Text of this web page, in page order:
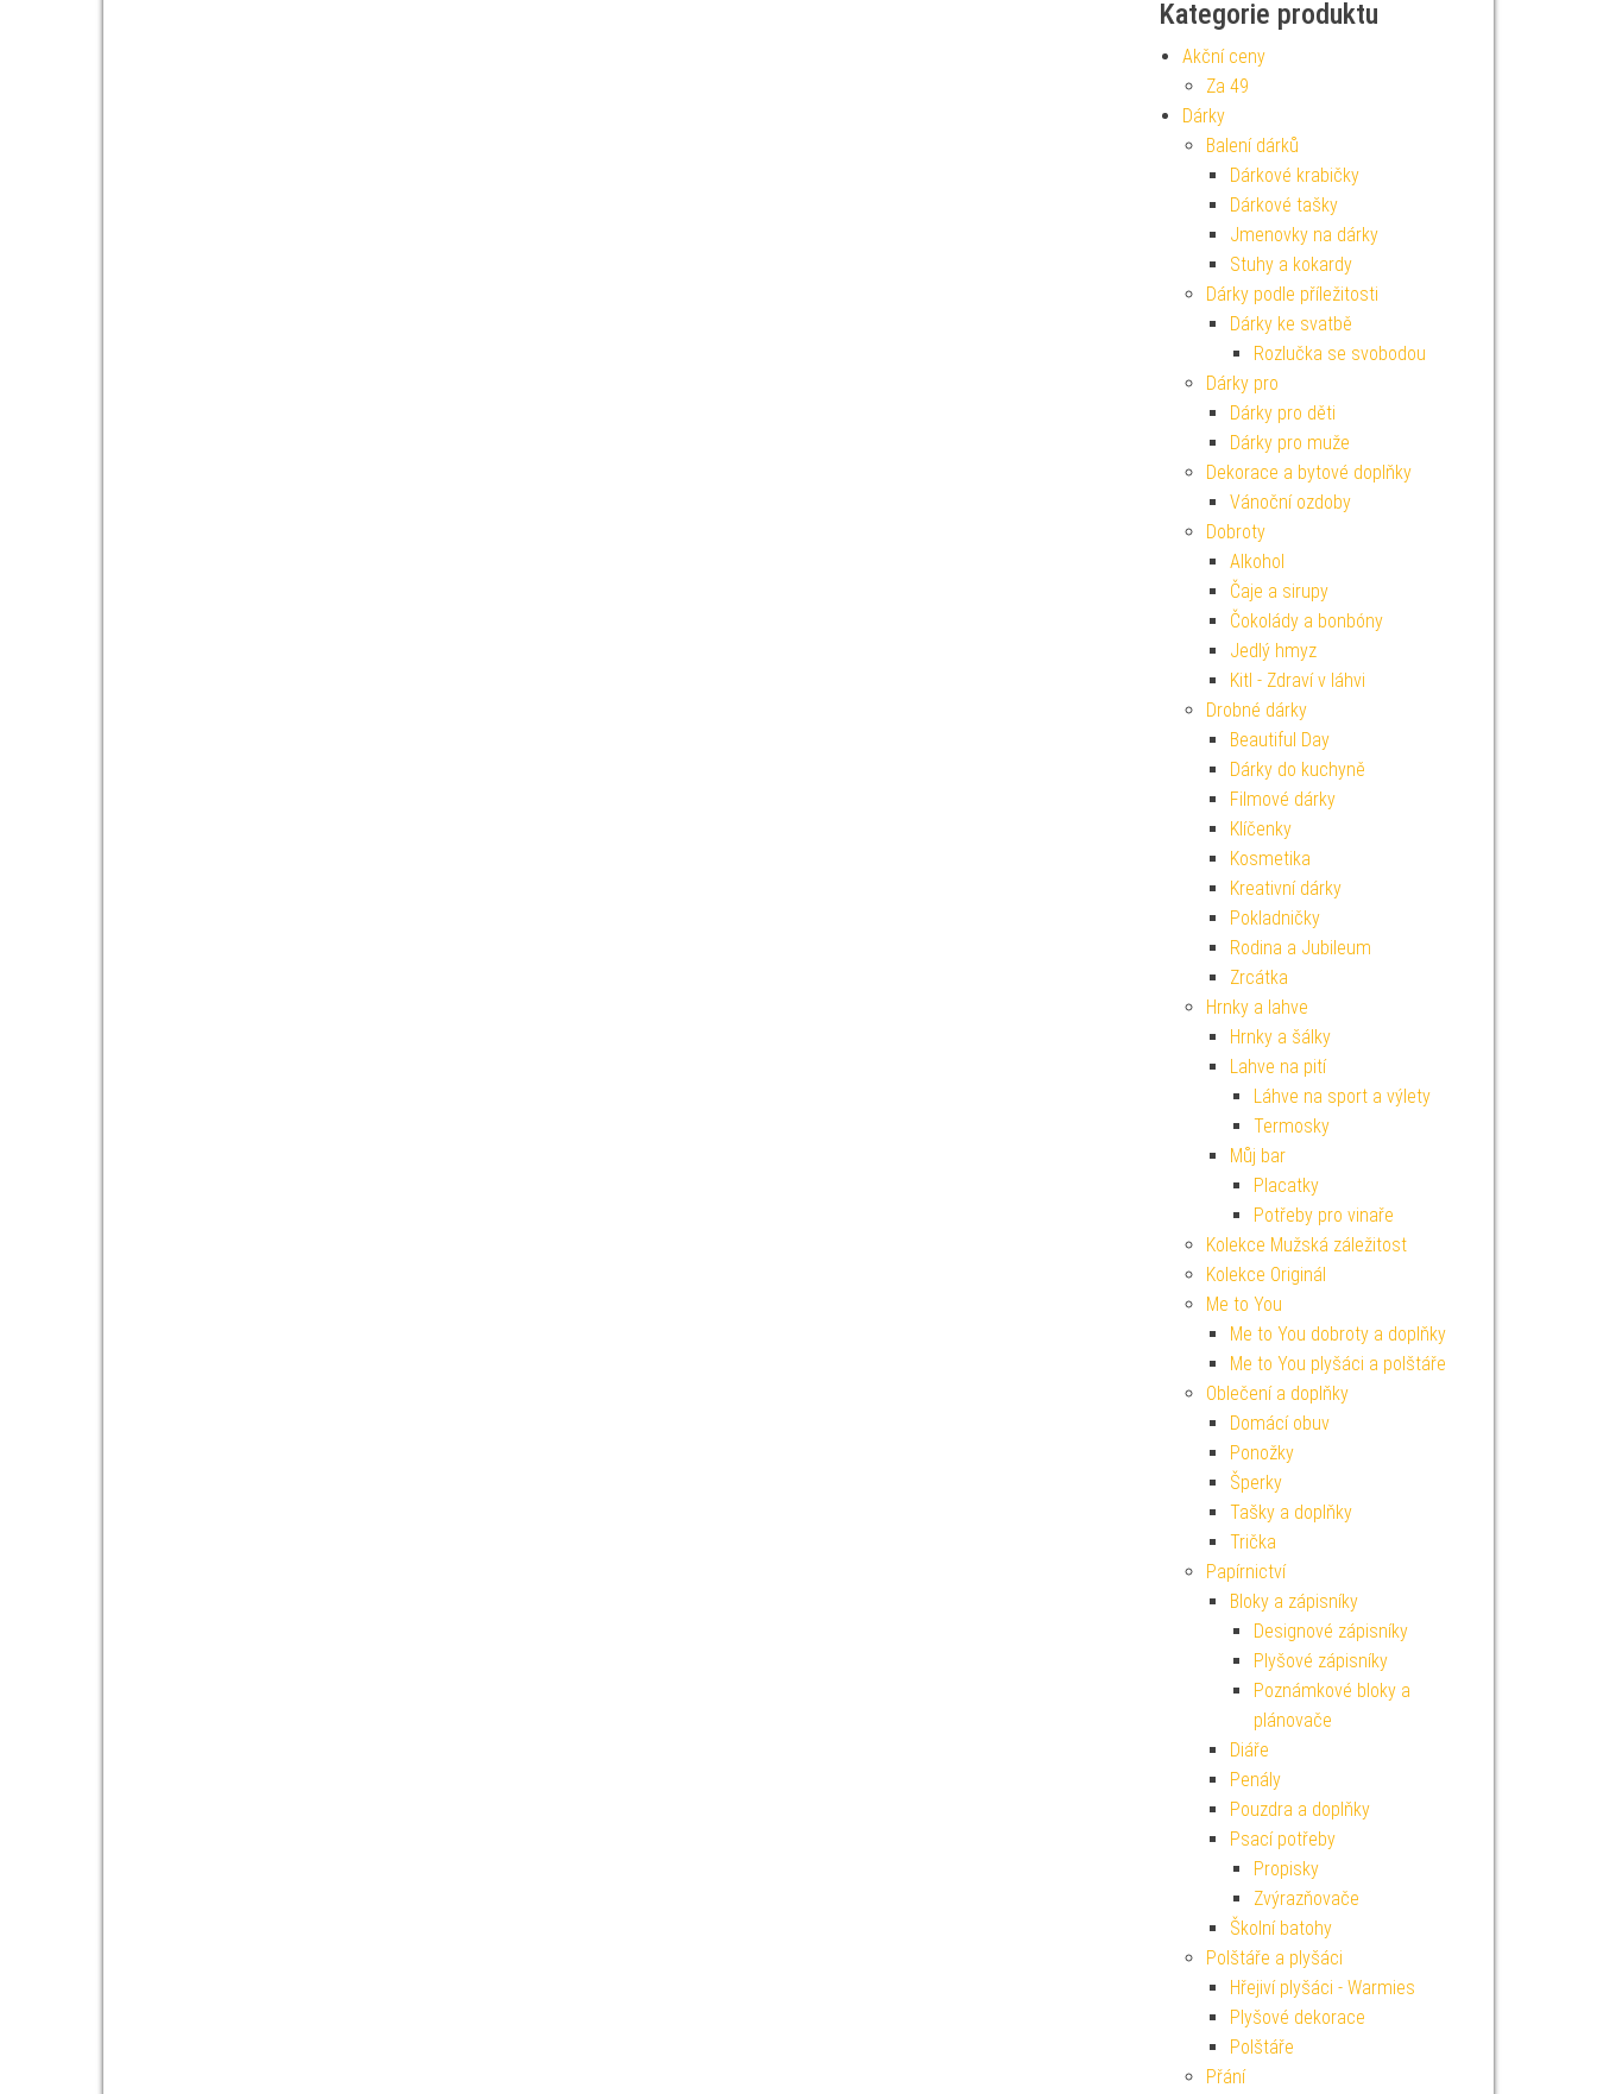
Kategorie produktu
Akční ceny
Za 49
Dárky
Balení dárků
Dárkové krabičky
Dárkové tašky
Jmenovky na dárky
Stuhy a kokardy
Dárky podle příležitosti
Dárky ke svatbě
Rozlučka se svobodou
Dárky pro
Dárky pro děti
Dárky pro muže
Dekorace a bytové doplňky
Vánoční ozdoby
Dobroty
Alkohol
Čaje a sirupy
Čokolády a bonbóny
Jedlý hmyz
Kitl - Zdraví v láhvi
Drobné dárky
Beautiful Day
Dárky do kuchyně
Filmové dárky
Klíčenky
Kosmetika
Kreativní dárky
Pokladničky
Rodina a Jubileum
Zrcátka
Hrnky a lahve
Hrnky a šálky
Lahve na pití
Láhve na sport a výlety
Termosky
Můj bar
Placatky
Potřeby pro vinaře
Kolekce Mužská záležitost
Kolekce Originál
Me to You
Me to You dobroty a doplňky
Me to You plyšáci a polštáře
Oblečení a doplňky
Domácí obuv
Ponožky
Šperky
Tašky a doplňky
Trička
Papírnictví
Bloky a zápisníky
Designové zápisníky
Plyšové zápisníky
Poznámkové bloky a
plánovače
Diáře
Penály
Pouzdra a doplňky
Psací potřeby
Propisky
Zvýrazňovače
Školní batohy
Polštáře a plyšáci
Hřejiví plyšáci - Warmies
Plyšové dekorace
Polštáře
Přání